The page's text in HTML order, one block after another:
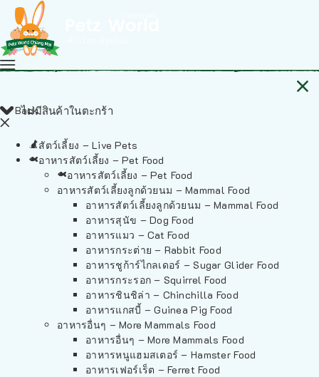
ไม่มีสินค้าในตะกร้า
Back
สัตว์เลี้ยง – Live Pets
อาหารสัตว์เลี้ยง – Pet Food
อาหารสัตว์เลี้ยง – Pet Food
อาหารสัตว์เลี้ยงลูกด้วยนม – Mammal Food
อาหารสัตว์เลี้ยงลูกด้วยนม – Mammal Food
อาหารสุนัข – Dog Food
อาหารแมว – Cat Food
อาหารกระต่าย – Rabbit Food
อาหารชูก้าร์ไกลเดอร์ – Sugar Glider Food
อาหารกระรอก – Squirrel Food
อาหารชินชิล่า – Chinchilla Food
อาหารแกสบี้ – Guinea Pig Food
อาหารอื่นๆ – More Mammals Food
อาหารอื่นๆ – More Mammals Food
อาหารหนูแฮมสเตอร์ – Hamster Food
อาหารเฟอร์เร็ต – Ferret Food